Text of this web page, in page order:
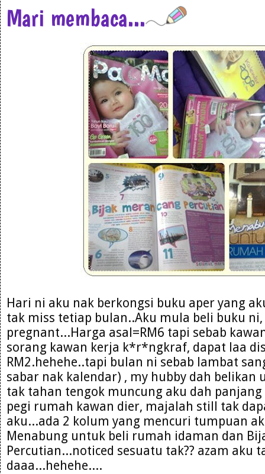
Mari membaca...
Hari ni aku nak berkongsi buku aper yang
tak miss tetiap bulan..Aku mula beli buku
pregnant...Harga asal=RM6 tapi sebab
sorang kawan kerja k*r*ngkraf, dapat laa
RM2.hehehe..tapi bulan ni sebab lambat
sabar nak kalendar) , my hubby dah belikan
tak tahan tengok muncung aku dah panjang
pegi rumah kawan dier, majalah still tak
aku...ada 2 kolum yang mencuri tumpuan
Menabung untuk beli rumah idaman dan
Percutian...noticed sesuatu tak?? azam aku
daaa...hehehe....